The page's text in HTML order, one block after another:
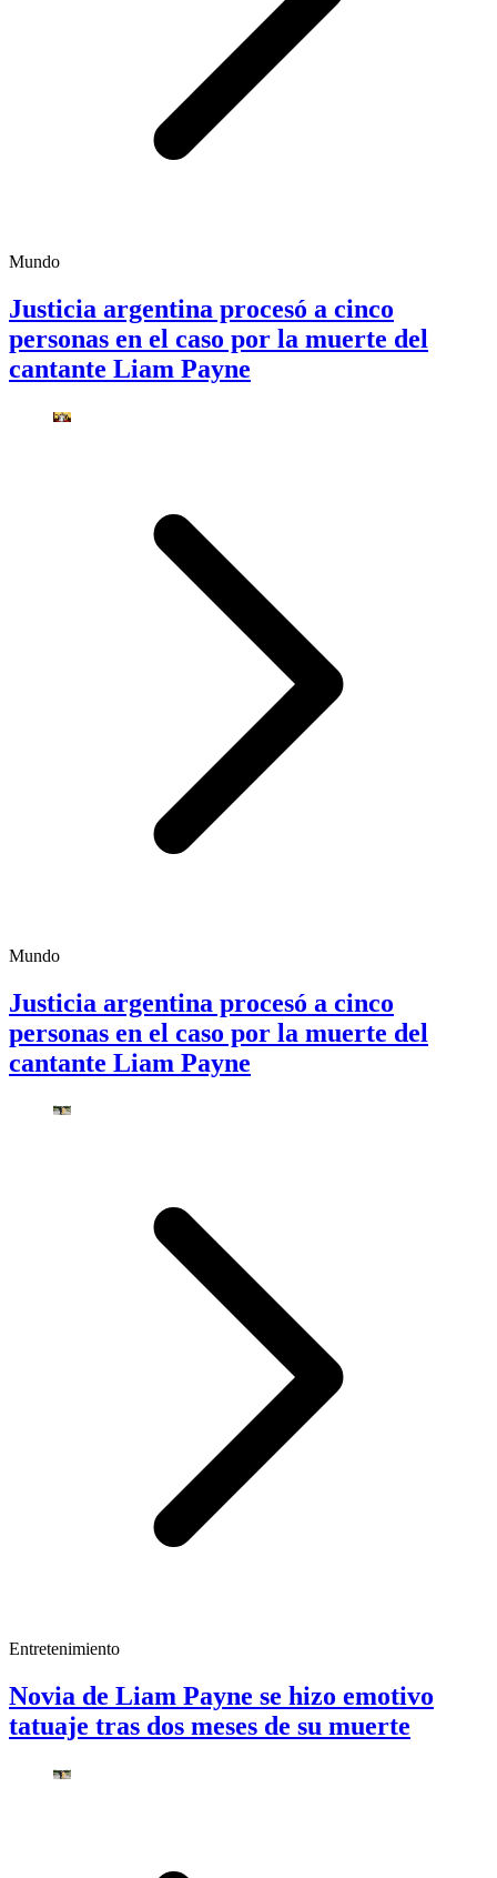
Mundo
Justicia argentina procesó a cinco
personas en el caso por la muerte del
cantante Liam Payne
Mundo
Justicia argentina procesó a cinco
personas en el caso por la muerte del
cantante Liam Payne
Entretenimiento
Novia de Liam Payne se hizo emotivo
tatuaje tras dos meses de su muerte